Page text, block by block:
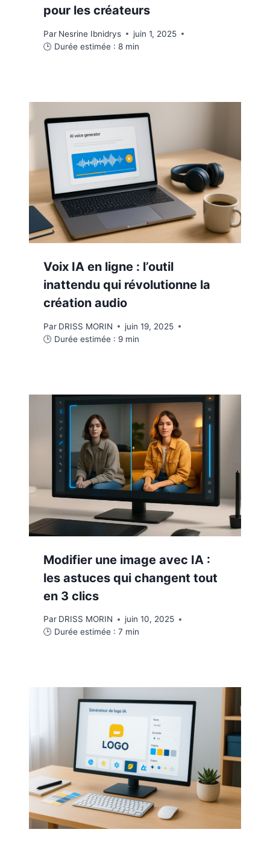
pour les créateurs
Par Nesrine Ibnidrys
juin 1, 2025
🕒 Durée estimée : 8 min
Voix IA en ligne : l’outil
inattendu qui révolutionne la
création audio
Par DRISS MORIN
juin 19, 2025
🕒 Durée estimée : 9 min
Modifier une image avec IA :
les astuces qui changent tout
en 3 clics
Par DRISS MORIN
juin 10, 2025
🕒 Durée estimée : 7 min